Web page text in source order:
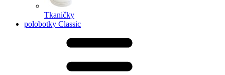
Tkaničky
polobotky Classic